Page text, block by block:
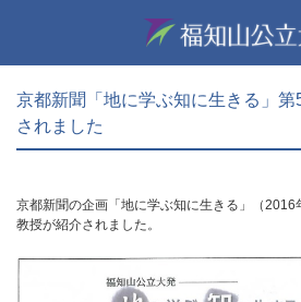
京都新聞「地に学ぶ知に生きる」
されました
京都新聞の企画「地に学ぶ知に生きる」（2016
教授が紹介されました。